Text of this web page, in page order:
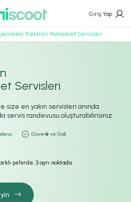
Giriş Yap
Elektrikli Motosiklet Servisleri
Servisleri
size en yakın servisleri anında
servis randevusu oluşturabilirisiniz.
Güvenilir ve Gizli
şehirde, 3 ayrı noktada.